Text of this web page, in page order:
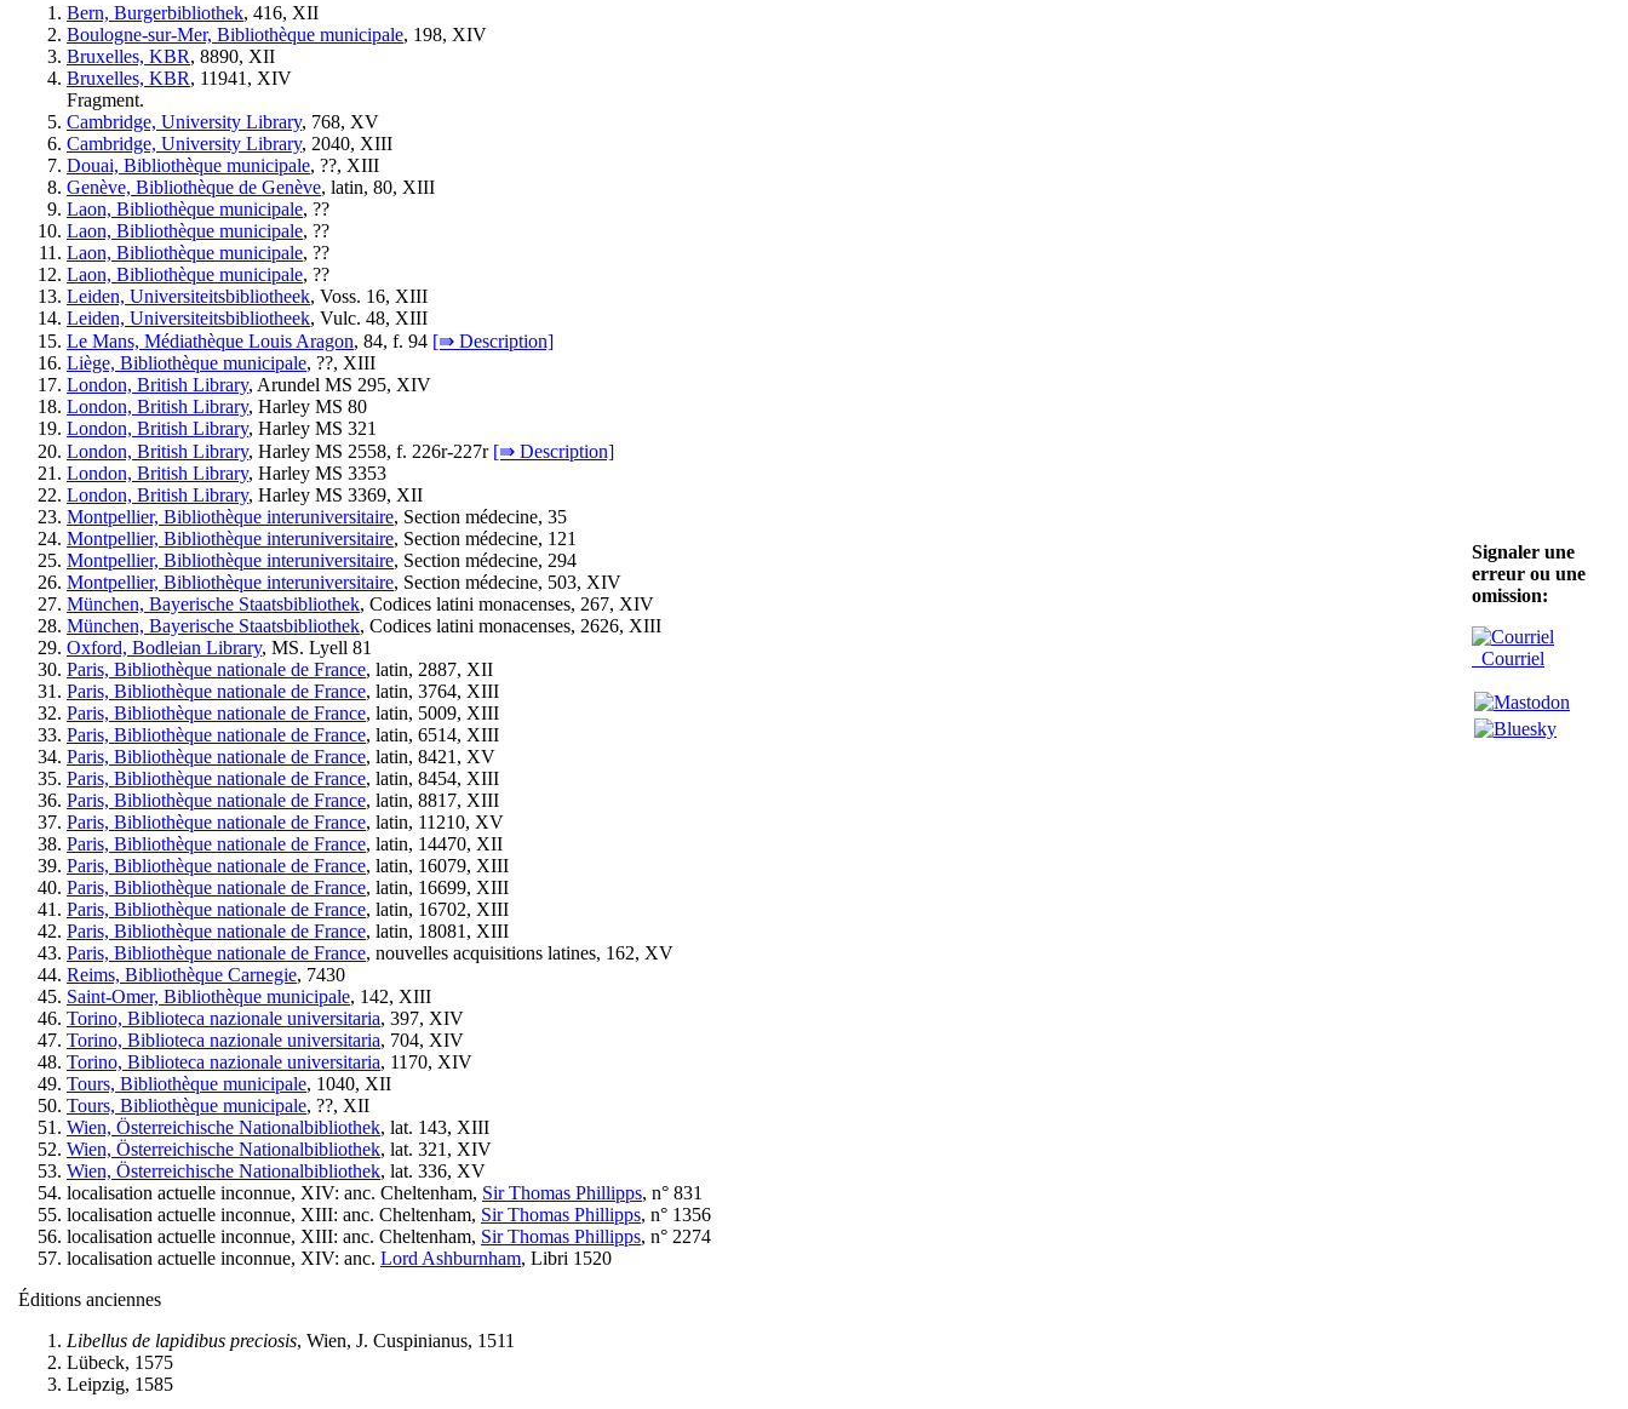
Bern, Burgerbibliothek, 416, XII
Boulogne-sur-Mer, Bibliothèque municipale, 198, XIV
Bruxelles, KBR, 8890, XII
Bruxelles, KBR, 11941, XIV
Fragment.
Cambridge, University Library, 768, XV
Cambridge, University Library, 2040, XIII
Douai, Bibliothèque municipale, ??, XIII
Genève, Bibliothèque de Genève, latin, 80, XIII
Laon, Bibliothèque municipale, ??
Laon, Bibliothèque municipale, ??
Laon, Bibliothèque municipale, ??
Laon, Bibliothèque municipale, ??
Leiden, Universiteitsbibliotheek, Voss. 16, XIII
Leiden, Universiteitsbibliotheek, Vulc. 48, XIII
Le Mans, Médiathèque Louis Aragon, 84, f. 94 [⇛ Description]
Liège, Bibliothèque municipale, ??, XIII
London, British Library, Arundel MS 295, XIV
London, British Library, Harley MS 80
London, British Library, Harley MS 321
London, British Library, Harley MS 2558, f. 226r-227r [⇛ Description]
London, British Library, Harley MS 3353
London, British Library, Harley MS 3369, XII
Montpellier, Bibliothèque interuniversitaire, Section médecine, 35
Montpellier, Bibliothèque interuniversitaire, Section médecine, 121
Montpellier, Bibliothèque interuniversitaire, Section médecine, 294
Montpellier, Bibliothèque interuniversitaire, Section médecine, 503, XIV
München, Bayerische Staatsbibliothek, Codices latini monacenses, 267, XIV
München, Bayerische Staatsbibliothek, Codices latini monacenses, 2626, XIII
Oxford, Bodleian Library, MS. Lyell 81
Paris, Bibliothèque nationale de France, latin, 2887, XII
Paris, Bibliothèque nationale de France, latin, 3764, XIII
Paris, Bibliothèque nationale de France, latin, 5009, XIII
Paris, Bibliothèque nationale de France, latin, 6514, XIII
Paris, Bibliothèque nationale de France, latin, 8421, XV
Paris, Bibliothèque nationale de France, latin, 8454, XIII
Paris, Bibliothèque nationale de France, latin, 8817, XIII
Paris, Bibliothèque nationale de France, latin, 11210, XV
Paris, Bibliothèque nationale de France, latin, 14470, XII
Paris, Bibliothèque nationale de France, latin, 16079, XIII
Paris, Bibliothèque nationale de France, latin, 16699, XIII
Paris, Bibliothèque nationale de France, latin, 16702, XIII
Paris, Bibliothèque nationale de France, latin, 18081, XIII
Paris, Bibliothèque nationale de France, nouvelles acquisitions latines, 162, XV
Reims, Bibliothèque Carnegie, 7430
Saint-Omer, Bibliothèque municipale, 142, XIII
Torino, Biblioteca nazionale universitaria, 397, XIV
Torino, Biblioteca nazionale universitaria, 704, XIV
Torino, Biblioteca nazionale universitaria, 1170, XIV
Tours, Bibliothèque municipale, 1040, XII
Tours, Bibliothèque municipale, ??, XII
Wien, Österreichische Nationalbibliothek, lat. 143, XIII
Wien, Österreichische Nationalbibliothek, lat. 321, XIV
Wien, Österreichische Nationalbibliothek, lat. 336, XV
localisation actuelle inconnue, XIV: anc. Cheltenham, Sir Thomas Phillipps, n° 831
localisation actuelle inconnue, XIII: anc. Cheltenham, Sir Thomas Phillipps, n° 1356
localisation actuelle inconnue, XIII: anc. Cheltenham, Sir Thomas Phillipps, n° 2274
localisation actuelle inconnue, XIV: anc. Lord Ashburnham, Libri 1520
Éditions anciennes
Libellus de lapidibus preciosis, Wien, J. Cuspinianus, 1511
Lübeck, 1575
Leipzig, 1585
Signaler une
erreur ou une
omission:
Courriel